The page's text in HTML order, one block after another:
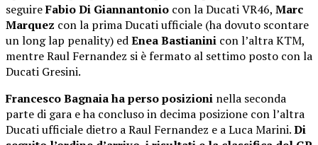
seguireFabio Di Giannantonio con la Ducati VR46, Marc
Marquez con la prima Ducati ufficiale (ha dovuto scontare
un long lap penality) edEnea Bastianini con l’altra KTM,
mentre Raul Fernandez si è fermato al settimo posto con la
Ducati Gresini.
Francesco Bagnaia ha perso posizioni nella seconda
parte di gara e ha concluso in decima posizione con l’altra
Ducati ufficiale dietro a Raul Fernandez e a Luca Marini.Di